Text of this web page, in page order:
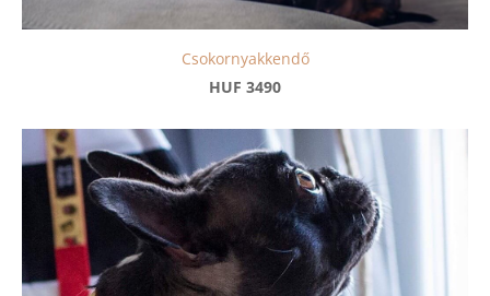
Csokornyakkendő
HUF 3490